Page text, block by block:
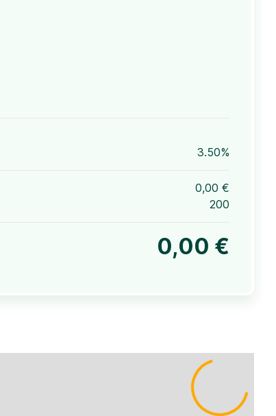
3.50%
0,00 €
200
0,00 €